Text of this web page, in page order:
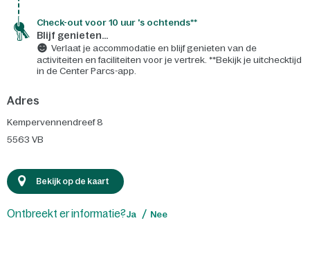
Check-out voor 10 uur 's ochtends**
Blijf genieten...
Verlaat je accommodatie en blijf genieten van de
activiteiten en faciliteiten voor je vertrek. **Bekijk je uitchecktijd
in de Center Parcs-app.
Adres
Kempervennendreef 8
5563 VB
Bekijk op de kaart
Ontbreekt er informatie?Ja Nee